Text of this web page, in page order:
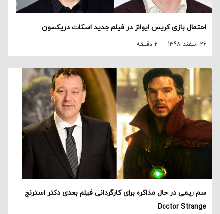
احتمال بازی کریس ایوانز در فیلم جدید اسکات دریکسون
26 اسفند 1398 2 دقیقه
سم ریمی در حال مذاکره برای کارگردانی فیلم بعدی دکتر استرنج
Doctor Strange